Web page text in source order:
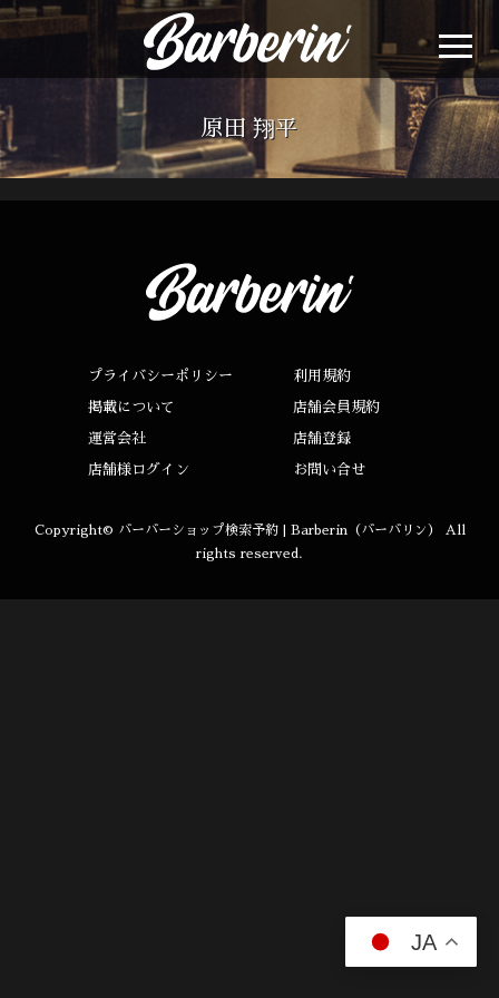
原田 翔平
プライバシーポリシー 利用規約
掲載について 店舗会員規約
運営会社 店舗登録
店舗様ログイン お問い合せ
Copyright© バーバーショップ検索予約 | Barberin（バーバリン）
All
rights reserved.
JA